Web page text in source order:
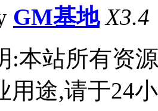
GM基地 X3.4
:本站所有资
用途,请于24